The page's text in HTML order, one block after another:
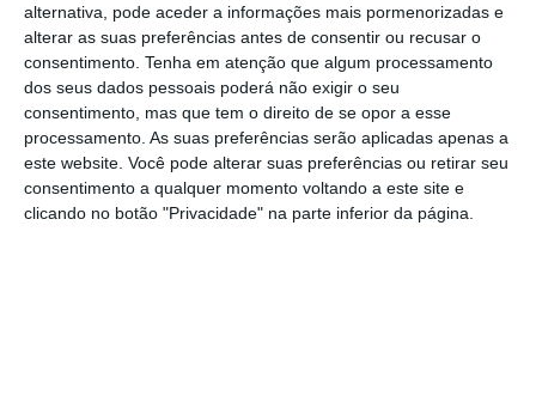
alternativa, pode aceder a informações mais pormenorizadas e
alterar as suas preferências antes de consentir ou recusar o
consentimento. Tenha em atenção que algum processamento
dos seus dados pessoais poderá não exigir o seu
consentimento, mas que tem o direito de se opor a esse
processamento. As suas preferências serão aplicadas apenas a
este website. Você pode alterar suas preferências ou retirar seu
consentimento a qualquer momento voltando a este site e
clicando no botão "Privacidade" na parte inferior da página.
tenha acesso a notícias exclusivas, à
opinião que conta, às reportagens e
especiais que mostram o outro lado da
história.
Esta assinatura é uma forma de apoiar
o ECO e os seus jornalistas. A nossa